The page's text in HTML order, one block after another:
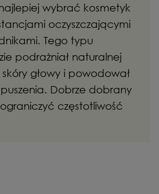
wybrać kosmetyk
oczyszczającymi
Tego typu
podrażniał naturalnej
głowy i powodował
Dobrze dobrany
częstotliwość